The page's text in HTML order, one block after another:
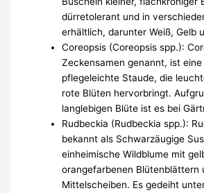
dürretolerant und in
erhältlich, darunter Weiß, Gelb
Coreopsis (Coreopsis spp.):
Zeckensamen genannt, ist
pflegeleichte Staude, die
rote Blüten hervorbringt.
langlebigen Blüte ist es bei
Rudbeckia (Rudbeckia spp.):
bekannt als Schwarzäugige
einheimische Wildblume mit
orangefarbenen Blütenblättern
Mittelscheiben. Es gedeiht